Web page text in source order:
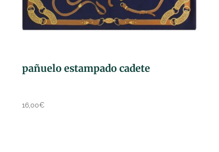
pañuelo estampado cadete
16,00€